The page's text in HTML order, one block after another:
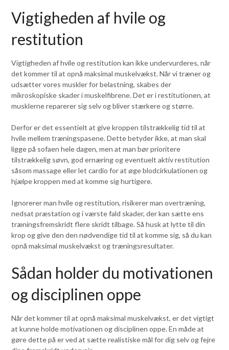
Vigtigheden af hvile og
restitution
Vigtigheden af hvile og restitution kan ikke undervurderes, når
det kommer til at opnå maksimal muskelvækst. Når vi træner og
udsætter vores muskler for belastning, skabes der
mikroskopiske skader i muskelfibrene. Det er i restitutionen, at
musklerne reparerer sig selv og bliver stærkere og større.
Derfor er det essentielt at give kroppen tilstrækkelig tid til at
hvile mellem træningspasene. Dette betyder ikke, at man skal
ligge på sofaen hele dagen, men at man bør prioritere
tilstrækkelig søvn, god ernæring og eventuelt aktiv restitution
såsom massage eller let cardio for at øge blodcirkulationen og
hjælpe kroppen med at komme sig hurtigere.
Ignorerer man hvile og restitution, risikerer man overtræning,
nedsat præstation og i værste fald skader, der kan sætte ens
træningsfremskridt flere skridt tilbage. Så husk at lytte til din
krop og give den den nødvendige tid til at komme sig, så du kan
opnå maksimal muskelvækst og træningsresultater.
Sådan holder du motivationen
og disciplinen oppe
Når det kommer til at opnå maksimal muskelvækst, er det vigtigt
at kunne holde motivationen og disciplinen oppe. En måde at
gøre dette på er ved at sætte realistiske mål for dig selv og fejre